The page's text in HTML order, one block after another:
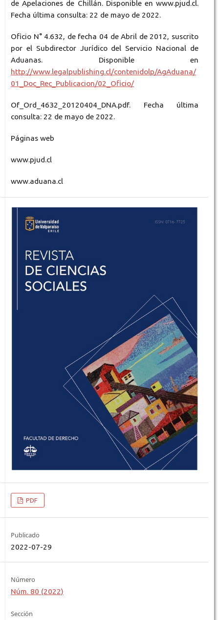
de Apelaciones de Chillán. Disponible en www.pjud.cl.
Fecha última consulta: 22 de mayo de 2022.
Oficio N° 4.632, de fecha 04 de Abril de 2012, suscrito
por el Subdirector Jurídico del Servicio Nacional de
Aduanas. Disponible en
http://www.legalpublishing.cl/contenidolp/AgAduana/
01_Doc_Rec_Publicacion/02_Oficio/
Of_Ord_4632_20120404_DNA.pdf. Fecha última
consulta: 22 de mayo de 2022.
Páginas web
www.pjud.cl
www.aduana.cl
PDF
Publicado
2022-07-29
Número
Núm. 80 (2022)
Sección